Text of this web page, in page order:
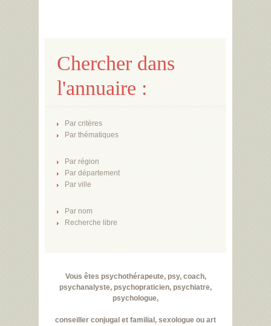
Chercher dans
l'annuaire :
Par critères
Par thématiques
Par région
Par département
Par ville
Par nom
Recherche libre
Vous êtes psychothérapeute, psy, coach,
psychanalyste, psychopraticien, psychiatre,
psychologue,
conseiller conjugal et familial, sexologue ou art